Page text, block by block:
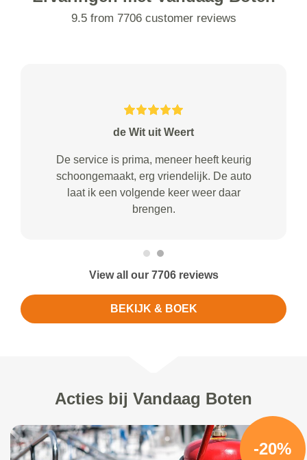
9.5 from 7706 customer reviews
de Wit uit Weert
De service is prima, meneer heeft keurig
schoongemaakt, erg vriendelijk. De auto
laat ik een volgende keer weer daar
brengen.
View all our 7706 reviews
BEKIJK & BOEK
Acties bij Vandaag Boten
-20%